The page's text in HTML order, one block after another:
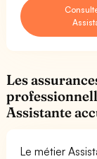
Les
Assistante
Le métier